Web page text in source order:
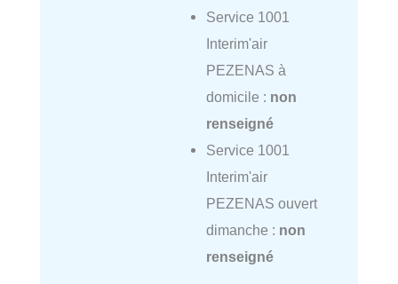
Service 1001
Interim'air
PEZENAS à
domicile : non
renseigné
Service 1001
Interim'air
PEZENAS ouvert
dimanche : non
renseigné